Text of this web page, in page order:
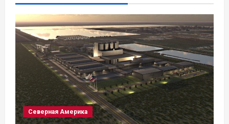
Северная Америка